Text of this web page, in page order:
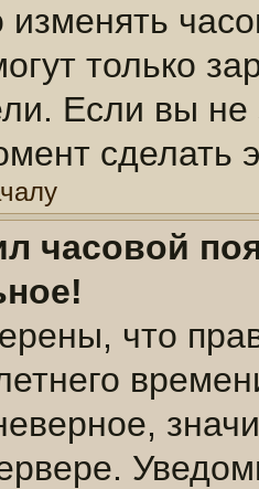
изменять
только
Если вы
сделать
часовой
что